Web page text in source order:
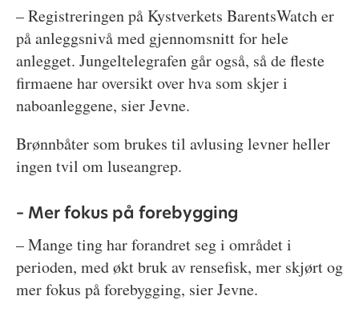
– Registreringen på Kystverkets BarentsWatch er
på anleggsnivå med gjennomsnitt for hele
anlegget. Jungeltelegrafen går også, så de fleste
firmaene har oversikt over hva som skjer i
naboanleggene, sier Jevne.
Brønnbåter som brukes til avlusing levner heller
ingen tvil om luseangrep.
– Mer fokus på forebygging
– Mange ting har forandret seg i området i
perioden, med økt bruk av rensefisk, mer skjørt og
mer fokus på forebygging, sier Jevne.